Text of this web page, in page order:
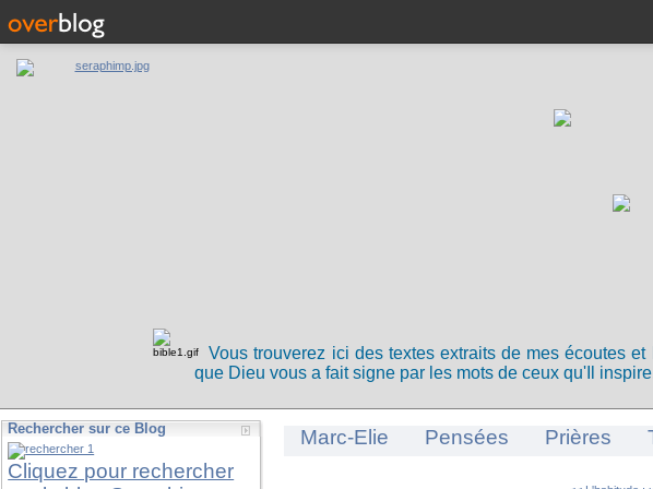
Vous trouverez ici des textes extraits de mes écoutes
que Dieu vous a fait signe par les mots de ceux qu'Il
Rechercher sur ce Blog
Cliquez pour rechercher
Marc-Elie Pensées Prières